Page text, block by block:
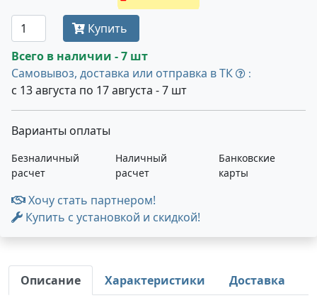
Купить
Всего в наличии - 7 шт
Самовывоз, доставка или отправка в ТК
:
с 13 августа по 17 августа - 7 шт
Варианты оплаты
Безналичный
расчет
Наличный
расчет
Банковские
карты
Хочу стать партнером!
Купить с установкой и скидкой!
Описание Характеристики Доставка